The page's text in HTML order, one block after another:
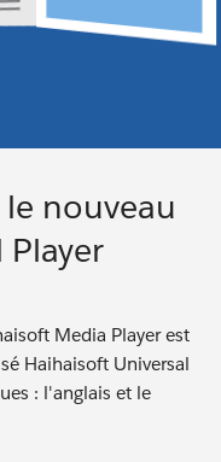
nouveau
Media Player est
Haihaisoft Universal
: l'anglais et le